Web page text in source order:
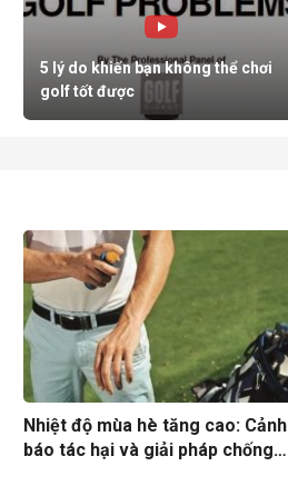
5 lý do khiến bạn không thể chơi
golf tốt được
Nhiệt độ mùa hè tăng cao: Cảnh
báo tác hại và giải pháp chống